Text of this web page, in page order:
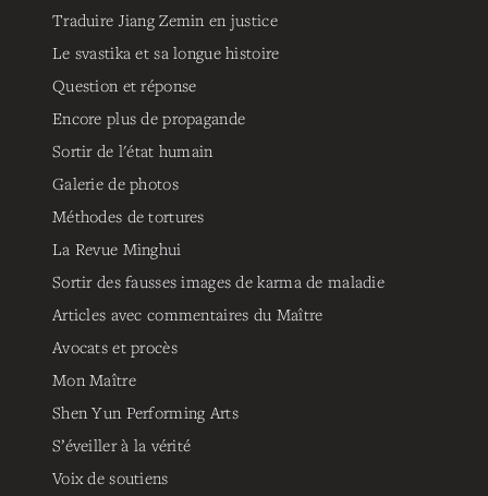
Traduire Jiang Zemin en justice
Le svastika et sa longue histoire
Question et réponse
Encore plus de propagande
Sortir de l'état humain
Galerie de photos
Méthodes de tortures
La Revue Minghui
Sortir des fausses images de karma de maladie
Articles avec commentaires du Maître
Avocats et procès
Mon Maître
Shen Yun Performing Arts
S’éveiller à la vérité
Voix de soutiens